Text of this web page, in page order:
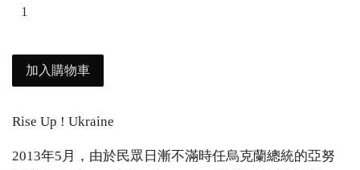
加入購物車
Rise Up ! Ukraine
2013年5月，由於民眾日漸不滿時任烏克蘭總統的亞努